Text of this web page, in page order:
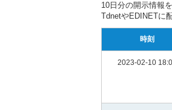
10日分の開示情報
TdnetやEDINETに
時刻
2023-02-10